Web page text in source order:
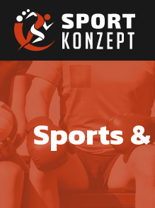
Sports